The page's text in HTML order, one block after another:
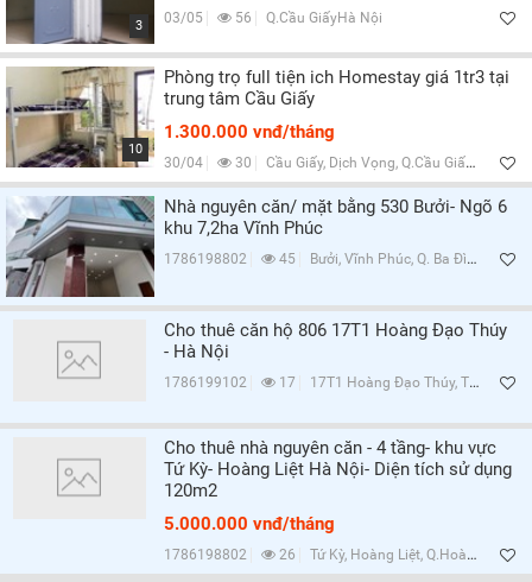
3 03/05 56 Q.Cầu GiấyHà Nội
10
Phòng trọ full tiện ich Homestay giá 1tr3 tại
trung tâm Cầu Giấy
1.300.000 vnđ/tháng
30/04 30 Cầu Giấy, Dịch Vọng, Q.Cầu Giấy, Hà Nội
Nhà nguyên căn/ mặt bằng 530 Bưởi- Ngõ 6
khu 7,2ha Vĩnh Phúc
1786198802 45 Bưởi, Vĩnh Phúc, Q. Ba Đình, Hà Nội
Cho thuê căn hộ 806 17T1 Hoàng Đạo Thúy
- Hà Nội
1786199102 17 17T1 Hoàng Đạo Thúy, Trung Hòa, Q.Cầu Giấy, Hà Nội
Cho thuê nhà nguyên căn - 4 tầng- khu vực
Tứ Kỳ- Hoàng Liệt Hà Nội- Diện tích sử dụng
120m2
5.000.000 vnđ/tháng
1786198802 26 Tứ Kỳ, Hoàng Liệt, Q.Hoàng Mai, Hà Nội